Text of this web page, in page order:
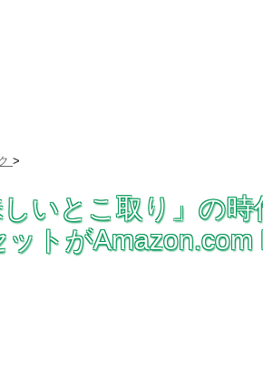
>
いとこ取り」の時
トがAmazon.com